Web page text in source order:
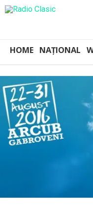
HOME NAȚIONAL